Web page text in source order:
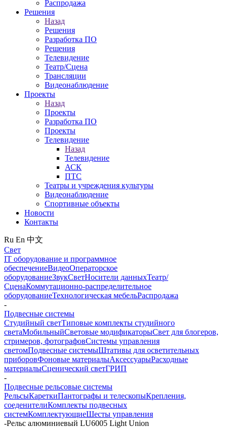
Распродажа
Решения
Назад
Решения
Разработка ПО
Решения
Телевидение
Театр/Сцена
Трансляции
Видеонаблюдение
Проекты
Назад
Проекты
Разработка ПО
Проекты
Телевидение
Назад
Телевидение
АСК
ПТС
Театры и учреждения культуры
Видеонаблюдение
Спортивные объекты
Новости
Контакты
Ru En 中文
Свет
IT оборудование и программное
обеспечениеВидеоОператорское
оборудованиеЗвукСветНосители данныхТеатр/
СценаКоммутационно-распределительное
оборудованиеТехнологическая мебельРаспродажа
-
Подвесные системы
Студийный светТиповые комплекты студийного
светаМобильныйСветовые модификаторыСвет для блогеров,
стримеров, фотографовСистемы управления
светомПодвесные системыШтативы для осветительных
приборовФоновые материалыАксессуарыРасходные
материалыСценический светГРИП
-
Подвесные рельсовые системы
РельсыКареткиПантографы и телескопыКрепления,
соеденителиКомплекты подвесных
системКомплектующиеШесты управления
-Рельс алюминиевый LU6005 Light Union